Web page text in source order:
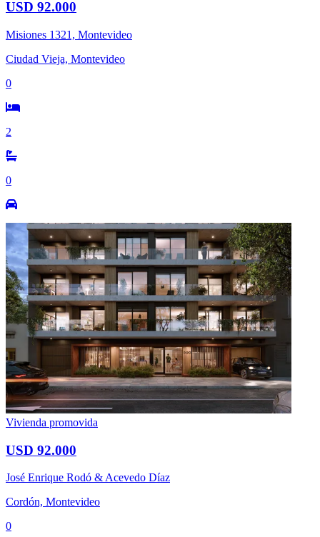
USD 92.000
Misiones 1321, Montevideo
Ciudad Vieja, Montevideo
0
2
0
Vivienda promovida
USD 92.000
José Enrique Rodó & Acevedo Díaz
Cordón, Montevideo
0